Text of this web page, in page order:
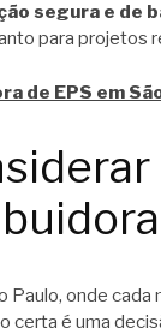
segura e de
para projetos
de EPS em
Paulo, onde
certa é uma